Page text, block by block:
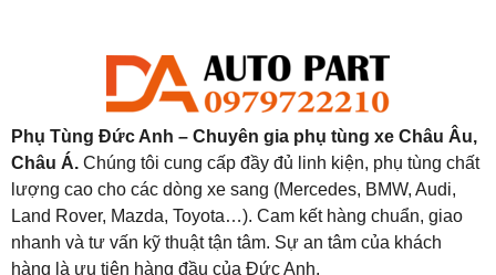
Phụ Tùng Đức Anh – Chuyên gia phụ tùng xe Châu Âu,
Châu Á. Chúng tôi cung cấp đầy đủ linh kiện, phụ tùng chất
lượng cao cho các dòng xe sang (Mercedes, BMW, Audi,
Land Rover, Mazda, Toyota…). Cam kết hàng chuẩn, giao
nhanh và tư vấn kỹ thuật tận tâm. Sự an tâm của khách
hàng là ưu tiên hàng đầu của Đức Anh.